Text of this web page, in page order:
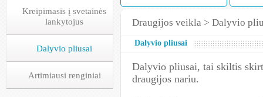
Kreipimasis į svetainės
lankytojus
Dalyvio pliusai
Artimiausi renginiai
Draugijos veikla > Dalyvio
Dalyvio pliusai
Dalyvio pliusai, tai skiltis
draugijos nariu.